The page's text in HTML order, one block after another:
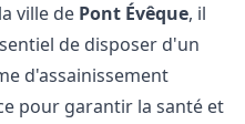
ville de Pont Évêque, il
de disposer d'un
d'assainissement
pour garantir la santé et